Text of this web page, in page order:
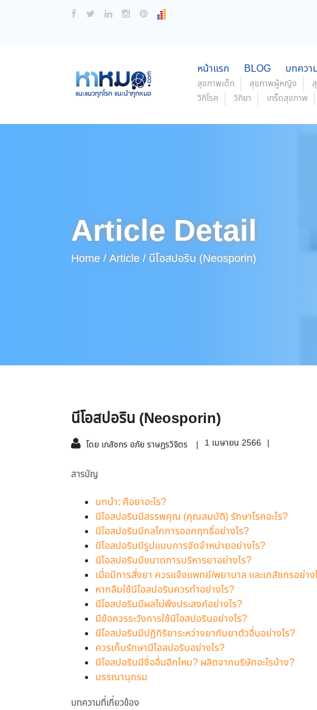
หน้าแรก BLOG บทควา
สุขภาพเด็ก สุขภาพผู้หญิง
วิกิโรค
วิกิยา เกร็ดสุขภาพ
Article Detail
Home /Article / นีโอสปอริน (Neosporin)
นีโอสปอริน (Neosporin)
โดย เภสัชกร อภัย ราษฎรวิจิตร 1 เมษายน 2566
สารบัญ
บทนำ: คือยาอะไร?
นีโอสปอรินมีสรรพคุณ (คุณสมบัติ) รักษาโรคอะไร?
นีโอสปอรินมีกลไกการออกฤทธิ์อย่างไร?
นีโอสปอรินมีรูปแบบการจัดจำหน่ายอย่างไร?
นีโอสปอรินมีขนาดการบริหารยาอย่างไร?
เมื่อมีการสั่งยา ควรแจ้งแพทย์/พยาบาล และเภสัชกรอย่าง
หากลืมใช้นีโอสปอรินควรทำอย่างไร?
นีโอสปอรินมีผลไม่พึงประสงค์อย่างไร?
มีข้อควรระวังการใช้นีโอสปอรินอย่างไร?
นีโอสปอรินมีปฏิกิริยาระหว่างยากับยาตัวอื่นอย่างไร?
ควรเก็บรักษานีโอสปอรินอย่างไร?
นีโอสปอรินมีชื่ออื่นอีกไหม? ผลิตจากบริษัทอะไรบ้าง?
บรรณานุกรม
บทความที่เกี่ยวข้อง